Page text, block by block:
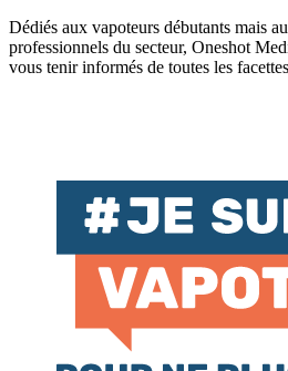
Dédiés aux vapoteurs débutants mais
professionnels du secteur, Oneshot
vous tenir informés de toutes les